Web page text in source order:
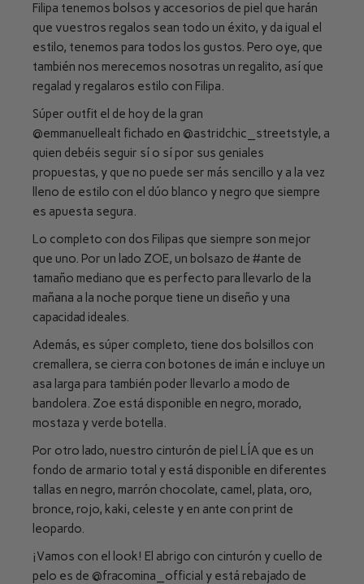
Filipa tenemos bolsos y accesorios de piel que harán
que vuestros regalos sean todo un éxito, y da igual el
estilo, tenemos para todos los gustos. Pero oye, que
también nos merecemos nosotras un regalito, así que
regalad y regalaros estilo con Filipa.
Súper outfit el de hoy de la gran
@emmanuellealt fichado en @astridchic_streetstyle, a
quien debéis seguir sí o sí por sus geniales
propuestas, y que no puede ser más sencillo y a la vez
lleno de estilo con el dúo blanco y negro que siempre
es apuesta segura.
Lo completo con dos Filipas que siempre son mejor
que uno. Por un lado ZOE, un bolsazo de #ante de
tamaño mediano que es perfecto para llevarlo de la
mañana a la noche porque tiene un diseño y una
capacidad ideales.
Además, es súper completo, tiene dos bolsillos con
cremallera, se cierra con botones de imán e incluye un
asa larga para también poder llevarlo a modo de
bandolera. Zoe está disponible en negro, morado,
mostaza y verde botella.
Por otro lado, nuestro cinturón de piel LÍA que es un
fondo de armario total y está disponible en diferentes
tallas en negro, marrón chocolate, camel, plata, oro,
bronce, rojo, kaki, celeste y en ante con print de
leopardo.
¡Vamos con el look! El abrigo con cinturón y cuello de
pelo es de @fracomina_official y está rebajado de